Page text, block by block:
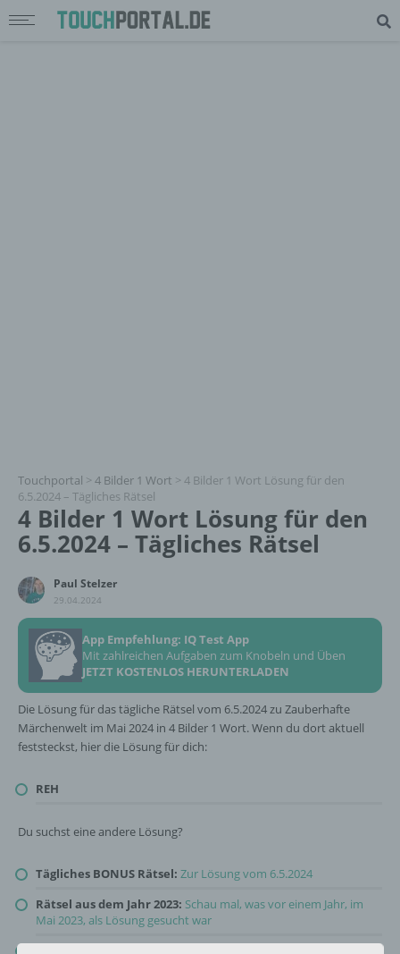
Touchportal > 4 Bilder 1 Wort > 4 Bilder 1 Wort Lösung für den
6.5.2024 – Tägliches Rätsel
4 Bilder 1 Wort Lösung für den
6.5.2024 – Tägliches Rätsel
Paul Stelzer
29.04.2024
App Empfehlung: IQ Test App
Mit zahlreichen Aufgaben zum Knobeln und Üben
JETZT KOSTENLOS HERUNTERLADEN
Die Lösung für das tägliche Rätsel vom 6.5.2024 zu Zauberhafte
Märchenwelt im Mai 2024 in 4 Bilder 1 Wort. Wenn du dort aktuell
feststeckst, hier die Lösung für dich:
REH
Du suchst eine andere Lösung?
Tägliches BONUS Rätsel: Zur Lösung vom 6.5.2024
Rätsel aus dem Jahr 2023: Schau mal, was vor einem Jahr, im
Mai 2023, als Lösung gesucht war